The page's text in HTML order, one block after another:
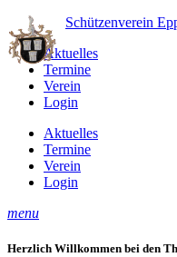
Schützenverein
Aktuelles
Termine
Verein
Login
Aktuelles
Termine
Verein
Login
menu
Herzlich Willkommen bei den